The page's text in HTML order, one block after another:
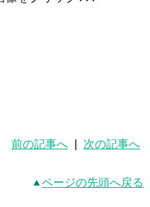
前の記事へ 次の記事へ
ページの先頭へ戻る